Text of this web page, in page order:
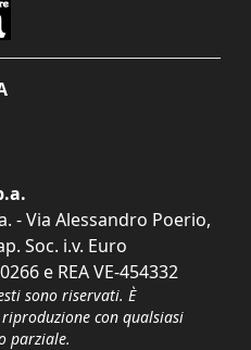
- Via Alessandro Poerio,
Soc. i.v. Euro
e REA VE-454332
sono riservati. È
con qualsiasi
parziale.